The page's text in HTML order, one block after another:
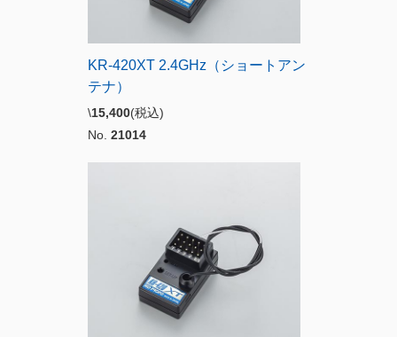
KR-420XT 2.4GHz（ショートアン
テナ）
\15,400(税込)
No. 21014